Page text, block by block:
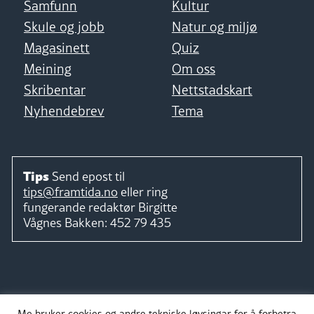
Samfunn
Kultur
Skule og jobb
Natur og miljø
Magasinett
Quiz
Meining
Om oss
Skribentar
Nettstadskart
Nyhendebrev
Tema
Tips Send epost til
tips@framtida.no eller ring
fungerande redaktør Birgitte
Vågnes Bakken: 452 79 435